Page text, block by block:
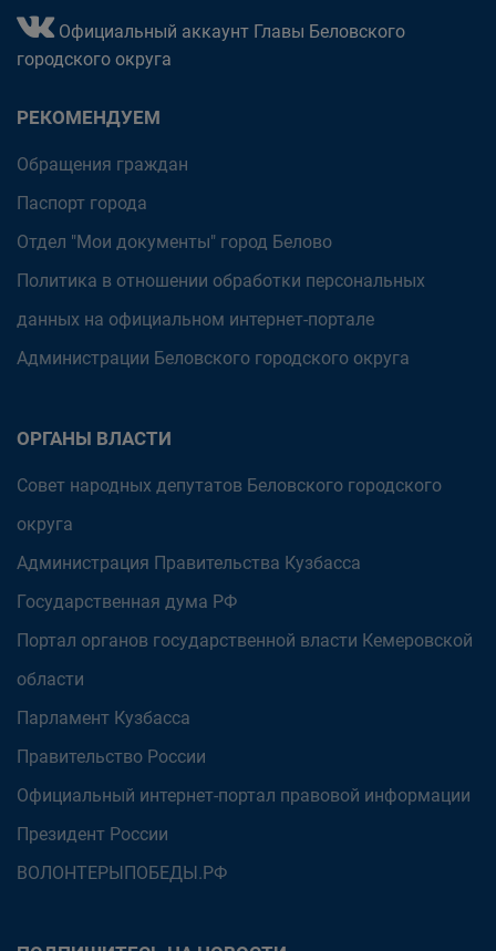
Официальный аккаунт Главы Беловского
городского округа
РЕКОМЕНДУЕМ
Обращения граждан
Паспорт города
Отдел "Мои документы" город Белово
Политика в отношении обработки персональных
данных на официальном интернет-портале
Администрации Беловского городского округа
ОРГАНЫ ВЛАСТИ
Совет народных депутатов Беловского городского
округа
Администрация Правительства Кузбасса
Государственная дума РФ
Портал органов государственной власти Кемеровской
области
Парламент Кузбасса
Правительство России
Официальный интернет-портал правовой информации
Президент России
ВОЛОНТЕРЫПОБЕДЫ.РФ